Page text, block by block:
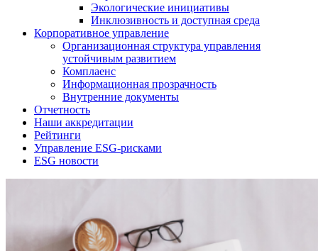
Экологические инициативы
Инклюзивность и доступная среда
Корпоративное управление
Организационная структура управления
устойчивым развитием
Комплаенс
Информационная прозрачность
Внутренние документы
Отчетность
Наши аккредитации
Рейтинги
Управление ESG-рисками
ESG новости